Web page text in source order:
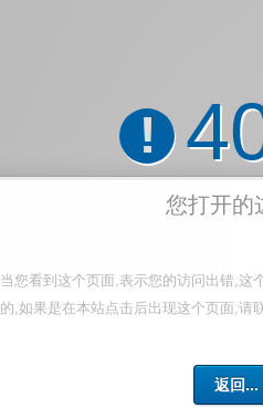
!
您打开的
当您看到这个页面,表示您的访问出错,这
的,如果是在本站点击后出现这个页面,请
返回...